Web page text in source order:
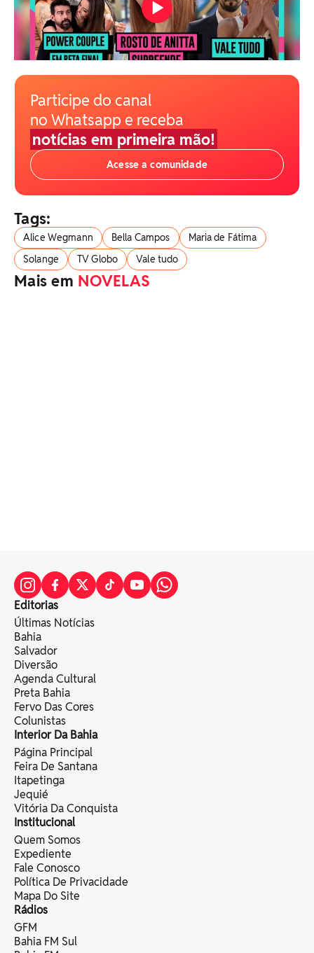
Participe do canal
no Whatsapp e receba
notícias em primeira mão!
Acesse a comunidade
Tags:
Alice Wegmann Bella Campos
Maria de Fátima
Solange
TV Globo Vale tudo
Mais em NOVELAS
Editorias
Últimas Notícias
Bahia
Salvador
Diversão
Agenda Cultural
Preta Bahia
Fervo Das Cores
Colunistas
Interior Da Bahia
Página Principal
Feira De Santana
Itapetinga
Jequié
Vitória Da Conquista
Institucional
Quem Somos
Expediente
Fale Conosco
Política De Privacidade
Mapa Do Site
Rádios
GFM
Bahia FM Sul